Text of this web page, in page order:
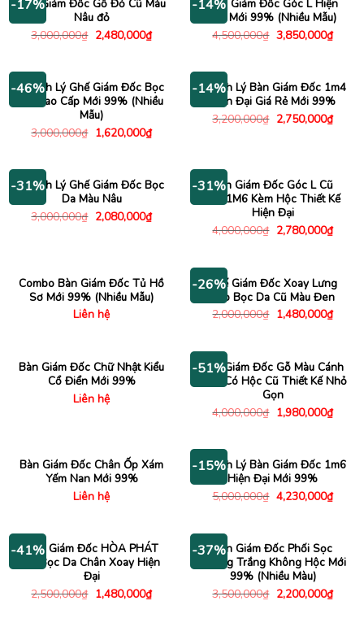
-17%
Bàn Giám Đốc Gỗ Đỏ Cũ Màu
Nâu đỏ
3,000,000₫ Giá
gốc
2,480,000₫Giá
hiện
2,480,000₫.
-14%Bàn Giám Đốc Góc L Hiện
Đại Mới 99% (Nhiều Mẫu)
4,500,000₫ Giá
gốc
3,850,000₫Giá
hiện
-46%
Thanh Lý Ghế Giám Đốc Bọc
Da Cao Cấp Mới 99% (Nhiều
Mẫu)
3,000,000₫ Giá
gốc
1,620,000₫Giá
hiện
1,620,000₫.
-14%
Thanh Lý Bàn Giám Đốc 1m4
Hiện Đại Giá Rẻ Mới 99%
3,200,000₫ Giá
gốc
2,750,000₫Giá
hiện
-31%
Thanh Lý Ghế Giám Đốc Bọc
Da Màu Nâu
3,000,000₫ Giá
gốc
2,080,000₫Giá
hiện
-31%Bàn Giám Đốc Góc L Cũ
2Mx1M6 Kèm Hộc Thiết Kế
Hiện Đại
4,000,000₫ Giá
gốc
2,780,000₫Giá
hiện
Combo Bàn Giám Đốc Tủ Hồ
Sơ Mới 99% (Nhiều Mẫu)
Liên hệ
-26%Ghế Giám Đốc Xoay Lưng
Cao Bọc Da Cũ Màu Đen
2,000,000₫ Giá
gốc
1,480,000₫Giá
hiện
Bàn Giám Đốc Chữ Nhật Kiểu
Cổ Điển Mới 99%
Liên hệ
-51%
Bàn Giám Đốc Gỗ Màu Cánh
Gián Có Hộc Cũ Thiết Kế Nhỏ
Gọn
4,000,000₫ Giá
gốc
1,980,000₫Giá
hiện
Bàn Giám Đốc Chân Ốp Xám
Yếm Nan Mới 99%
Liên hệ
-15%
Thanh Lý Bàn Giám Đốc 1m6
Hiện Đại Mới 99%
5,000,000₫ Giá
gốc
4,230,000₫Giá
hiện
-41%
Ghế Giám Đốc HÒA PHÁT
Cũ Bọc Da Chân Xoay Hiện
Đại
2,500,000₫ Giá
gốc
1,480,000₫Giá
hiện
-37%Bàn Giám Đốc Phối Sọc
Ngang Trắng Không Hộc Mới
99% (Nhiều Màu)
3,500,000₫ Giá
gốc
2,200,000₫Giá
hiện